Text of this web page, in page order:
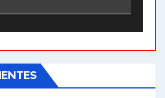
El Bucle News en Radio Gráfica. Bloque 2 . 21.04.24 - Jorge Gres